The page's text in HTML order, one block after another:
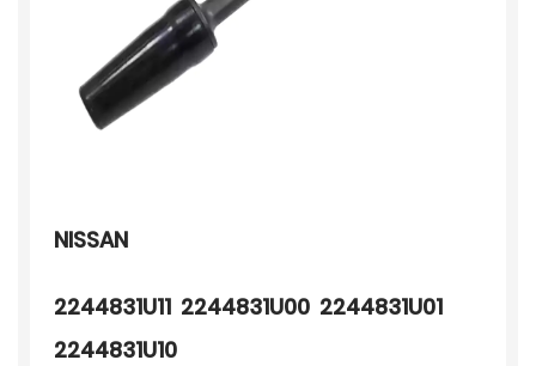
NISSAN
2244831U11 2244831U00 2244831U01
2244831U10